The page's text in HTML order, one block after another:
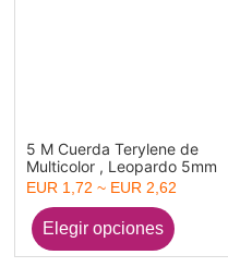
5 M Cuerda Terylene de
Multicolor , Leopardo 5mm
EUR 1,72 ~ EUR 2,62